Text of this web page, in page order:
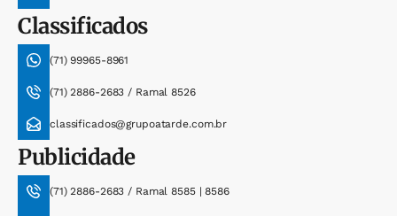
Classificados
(71) 99965-8961
(71) 2886-2683 / Ramal 8526
classificados@grupoatarde.com.br
Publicidade
(71) 2886-2683 / Ramal 8585 | 8586